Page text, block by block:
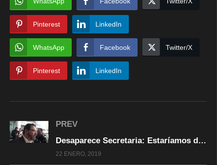
Pinterest LinkedIn
WhatsApp Facebook Twitter/X
Pinterest LinkedIn
PREV
Desaparece Secretaria: Estaríamos de acuerdo si fuese por austeridad: Colunga
22 ENERO, 2019